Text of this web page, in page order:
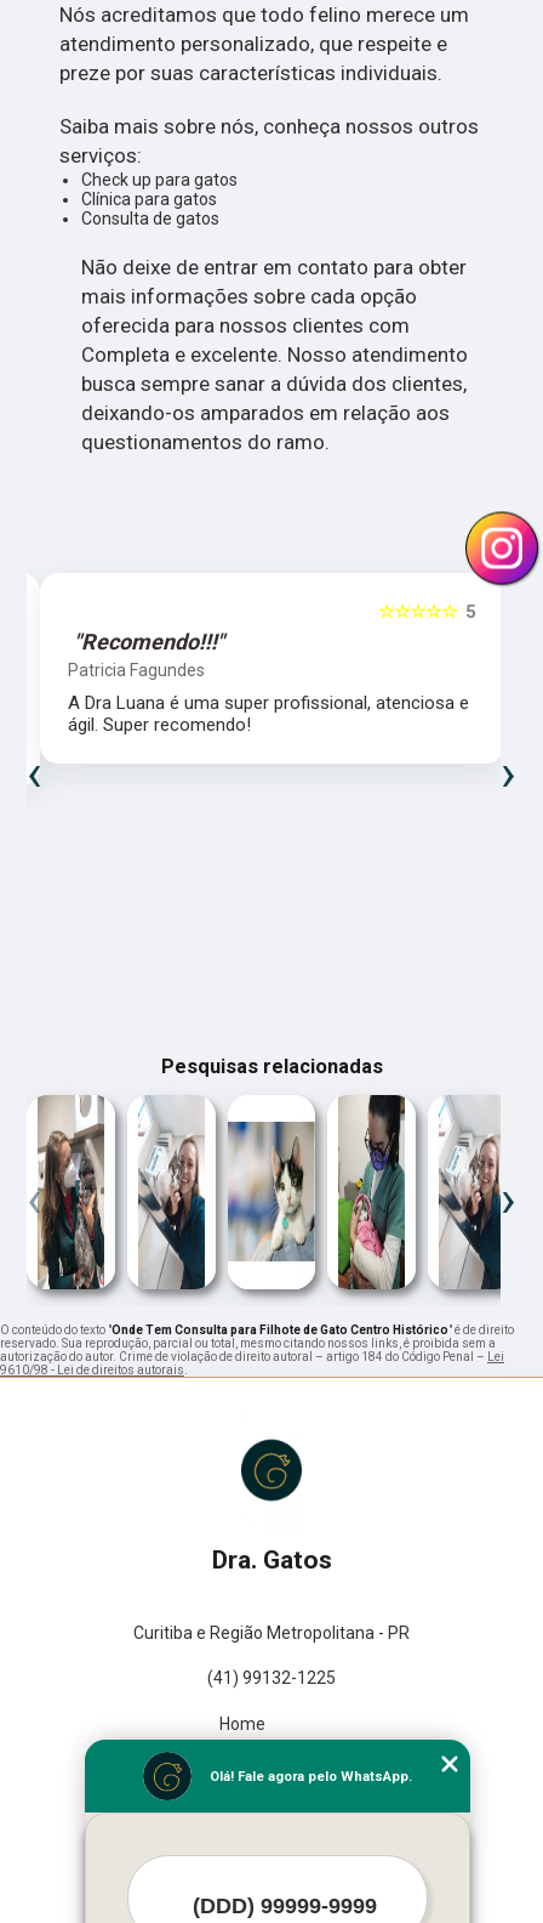
Nós acreditamos que todo felino merece um
atendimento personalizado, que respeite e
preze por suas características individuais.
Saiba mais sobre nós, conheça nossos outros
serviços:
Check up para gatos
Clínica para gatos
Consulta de gatos
Não deixe de entrar em contato para obter
mais informações sobre cada opção
oferecida para nossos clientes com
Completa e excelente. Nosso atendimento
busca sempre sanar a dúvida dos clientes,
deixando-os amparados em relação aos
questionamentos do ramo.
5
☆☆☆☆☆
"Recomendo!!!"
Patricia Fagundes
A Dra Luana é uma super profissional, atenciosa e
ágil. Super recomendo!
‹ ›
Pesquisas relacionadas
‹ ›
O conteúdo do texto "Onde Tem Consulta para Filhote de Gato Centro Histórico" é de direito
reservado. Sua reprodução, parcial ou total, mesmo citando nossos links, é proibida sem a
autorização do autor. Crime de violação de direito autoral – artigo 184 do Código Penal – Lei
9610/98 - Lei de direitos autorais.
Dra. Gatos
Curitiba e Região Metropolitana - PR
(41) 99132-1225
Home
Missão
Serviços
Olá! Fale agora pelo WhatsApp.